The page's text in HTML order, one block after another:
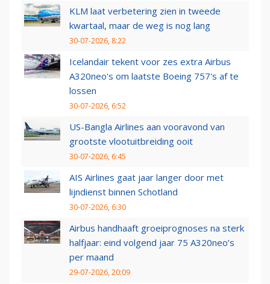
KLM laat verbetering zien in tweede
kwartaal, maar de weg is nog lang
30-07-2026, 8:22
Icelandair tekent voor zes extra Airbus
A320neo's om laatste Boeing 757's af te
lossen
30-07-2026, 6:52
US-Bangla Airlines aan vooravond van
grootste vlootuitbreiding ooit
30-07-2026, 6:45
AIS Airlines gaat jaar langer door met
lijndienst binnen Schotland
30-07-2026, 6:30
Airbus handhaaft groeiprognoses na sterk
halfjaar: eind volgend jaar 75 A320neo’s
per maand
29-07-2026, 20:09